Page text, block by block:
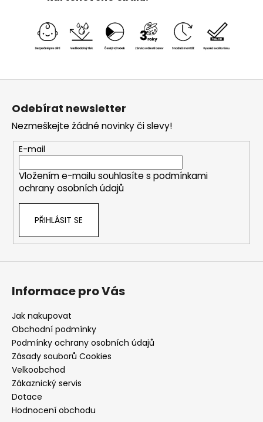
Z
Odebírat newsletter
Nezmeškejte žádné novinky či slevy!
E-mail
Vložením e-mailu souhlasíte s podmínkami
ochrany osobních údajů
PŘIHLÁSIT SE
Informace pro Vás
Jak nakupovat
Obchodní podmínky
Podmínky ochrany osobních údajů
Zásady souborů Cookies
Velkoobchod
Zákaznický servis
Dotace
Hodnocení obchodu